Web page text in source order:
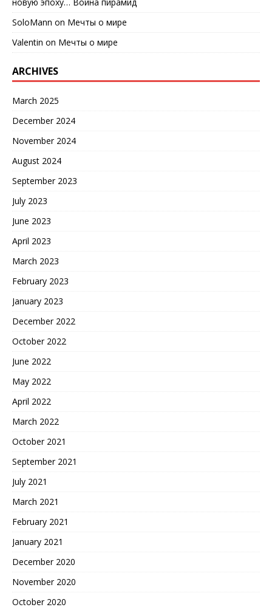
SoloMann on Мечты о мире
Valentin on Мечты о мире
ARCHIVES
March 2025
December 2024
November 2024
August 2024
September 2023
July 2023
June 2023
April 2023
March 2023
February 2023
January 2023
December 2022
October 2022
June 2022
May 2022
April 2022
March 2022
October 2021
September 2021
July 2021
March 2021
February 2021
January 2021
December 2020
November 2020
October 2020